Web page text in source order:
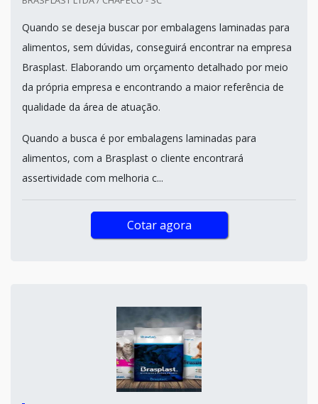
Quando se deseja buscar por embalagens laminadas para
alimentos, sem dúvidas, conseguirá encontrar na empresa
Brasplast. Elaborando um orçamento detalhado por meio
da própria empresa e encontrando a maior referência de
qualidade da área de atuação.
Quando a busca é por embalagens laminadas para
alimentos, com a Brasplast o cliente encontrará
assertividade com melhoria c...
Cotar agora